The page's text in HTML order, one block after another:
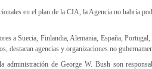
en el plan de la CIA, la Agencia no habría
a Suecia, Finlandia, Alemania, España,
destacan agencias y organizaciones no
de George W. Bush son